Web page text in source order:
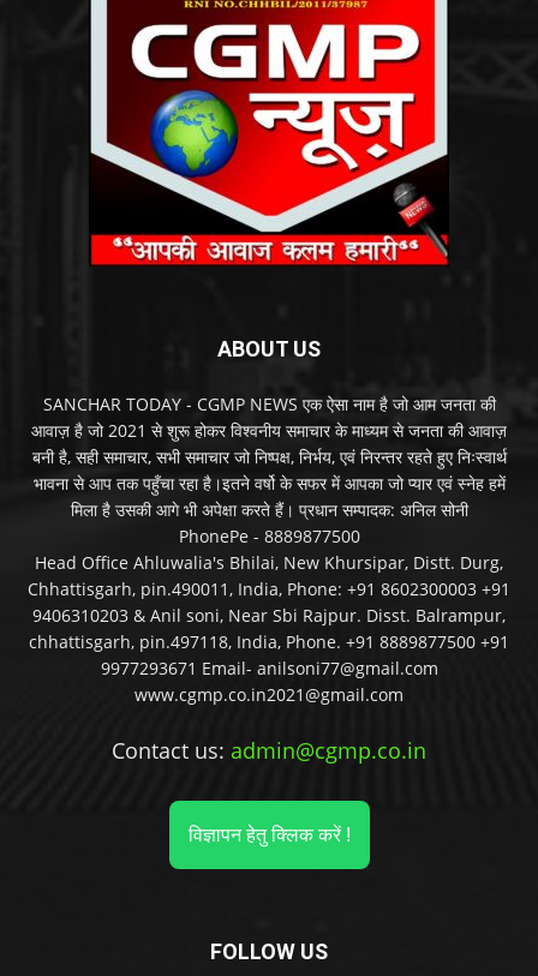
ABOUT US
SANCHAR TODAY - CGMP NEWS एक ऐसा नाम है जो आम जनता की
आवाज़ है जो 2021 से शुरू होकर विश्वनीय समाचार के माध्यम से जनता की आवाज़
बनी है, सही समाचार, सभी समाचार जो निष्पक्ष, निर्भय, एवं निरन्तर रहते हुए निःस्वार्थ
भावना से आप तक पहुँचा रहा है।इतने वर्षो के सफर में आपका जो प्यार एवं स्नेह हमें
मिला है उसकी आगे भी अपेक्षा करते हैं। प्रधान सम्पादक: अनिल सोनी
PhonePe - 8889877500
Head Office Ahluwalia's Bhilai, New Khursipar, Distt. Durg,
Chhattisgarh, pin.490011, India, Phone: +91 8602300003 +91
9406310203 & Anil soni, Near Sbi Rajpur. Disst. Balrampur,
chhattisgarh, pin.497118, India, Phone. +91 8889877500 +91
9977293671 Email- anilsoni77@gmail.com
www.cgmp.co.in2021@gmail.com
Contact us: admin@cgmp.co.in
विज्ञापन हेतु क्लिक करें !
FOLLOW US